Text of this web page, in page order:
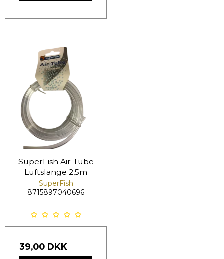
SuperFish Air-Tube
Luftslange 2,5m
SuperFish
8715897040696
39,00 DKK